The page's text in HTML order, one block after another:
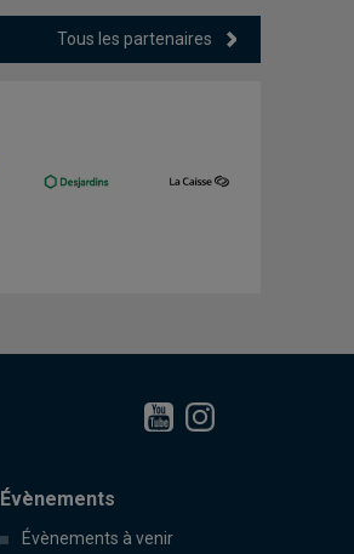
Tous les partenaires
Évènements
Évènements à venir